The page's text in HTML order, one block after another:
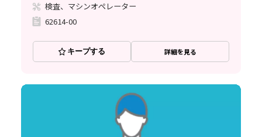
検査、マシンオペレーター
62614-00
キープする 詳細を見る